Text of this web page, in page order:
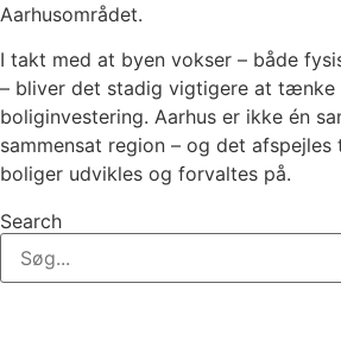
Aarhusområdet.
I takt med at byen vokser – både
– bliver det stadig vigtigere at
boliginvestering. Aarhus er ikke én
sammensat region – og det afspejles
boliger udvikles og forvaltes på.
Search